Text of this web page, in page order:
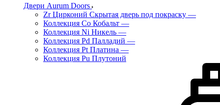
Двери Aurum Doors
Zr Цирконий Скрытая дверь под покраску —
Коллекция Co Кобальт —
Коллекция Ni Никель —
Коллекция Pd Палладий —
Коллекция Pt Платина —
Коллекция Pu Плутоний